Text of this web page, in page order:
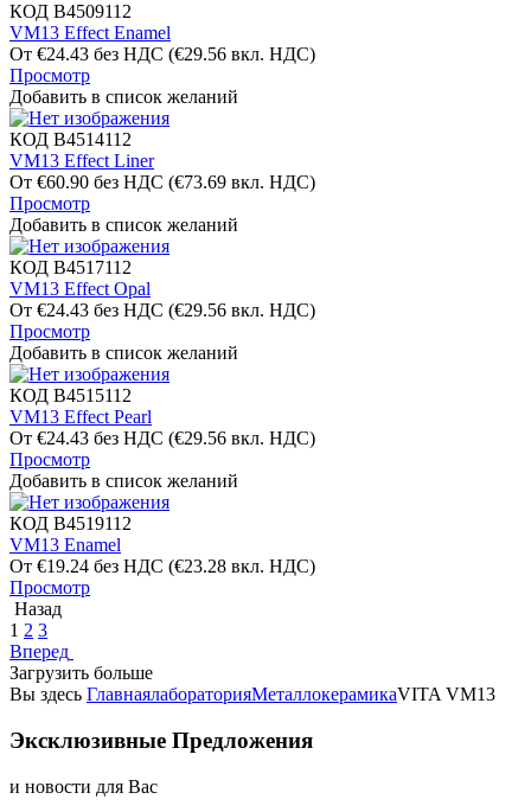
КОД B4509112
VM13 Effect Enamel
От €24.43 без НДС (€29.56 вкл. НДС)
Просмотр
Добавить в список желаний
КОД B4514112
VM13 Effect Liner
От €60.90 без НДС (€73.69 вкл. НДС)
Просмотр
Добавить в список желаний
КОД B4517112
VM13 Effect Opal
От €24.43 без НДС (€29.56 вкл. НДС)
Просмотр
Добавить в список желаний
КОД B4515112
VM13 Effect Pearl
От €24.43 без НДС (€29.56 вкл. НДС)
Просмотр
Добавить в список желаний
КОД B4519112
VM13 Enamel
От €19.24 без НДС (€23.28 вкл. НДС)
Просмотр
Назад
1 2 3
Вперед
Загрузить больше
Вы здесь ГлавнаялабораторияМеталлокерамикаVITA VM13
Эксклюзивные Предложения
и новости для Вас